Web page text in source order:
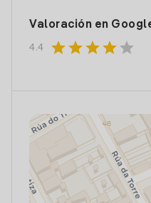
Valoración en
4.4 starstarstarstar star